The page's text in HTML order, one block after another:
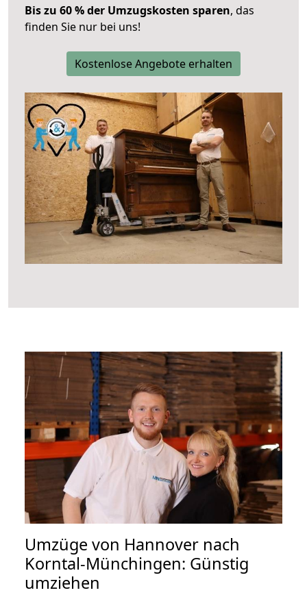
Bis zu 60 % der Umzugskosten sparen, das
finden Sie nur bei uns!
Kostenlose Angebote erhalten
Umzüge von Hannover nach
Korntal-Münchingen: Günstig
umziehen